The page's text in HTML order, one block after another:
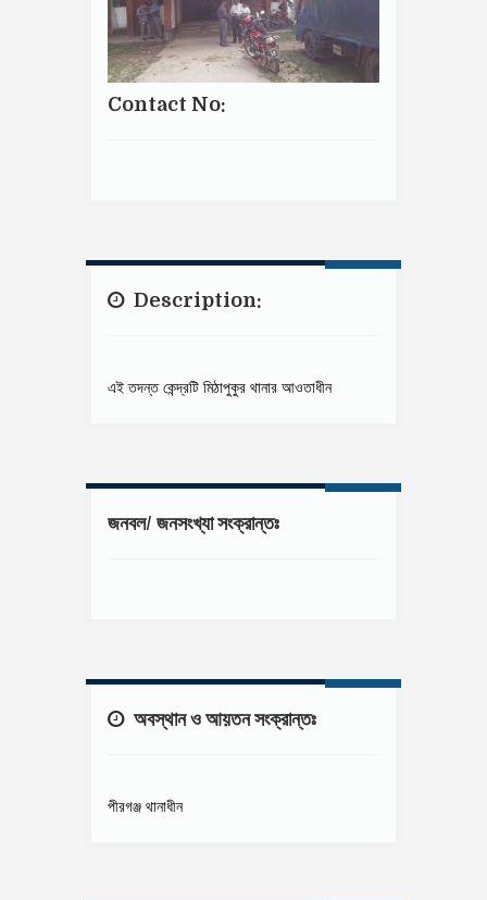
Contact No:
Description:
এই তদন্ত কেন্দ্রটি মিঠাপুকুর থানার আওতাধীন
জনবল/ জনসংখ্যা সংক্রান্তঃ
অবস্থান ও আয়তন সংক্রান্তঃ
পীরগঞ্জ থানাধীন